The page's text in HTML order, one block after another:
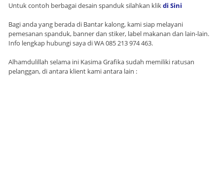
Untuk contoh berbagai desain spanduk silahkan klikdi Sini
Bagi anda yang berada di Bantar kalong, kami siap melayani
pemesanan spanduk, banner dan stiker, label makanan dan lain-lain.
Info lengkap hubungi saya di WA 085 213 974 463.
Alhamdulillah selama ini Kasima Grafika sudah memiliki ratusan
pelanggan, di antara klient kami antara lain :